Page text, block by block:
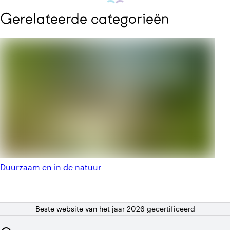
Gerelateerde categorieën
Duurzaam en in de natuur
Beste website van het jaar 2026 gecertificeerd